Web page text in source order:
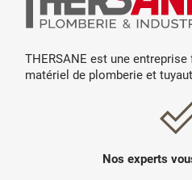
THERSANE est une
matériel de plomberie et
Nos experts